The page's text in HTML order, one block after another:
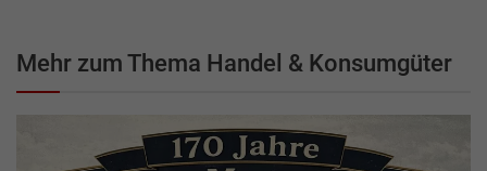
Mehr zum Thema Handel & Konsumgüter